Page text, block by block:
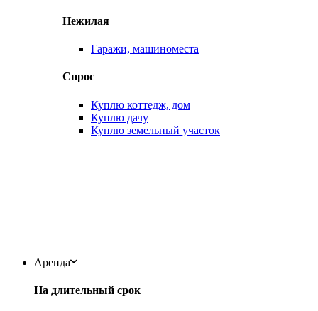
Нежилая
Гаражи, машиноместа
Спрос
Куплю коттедж, дом
Куплю дачу
Куплю земельный участок
Аренда
На длительный срок